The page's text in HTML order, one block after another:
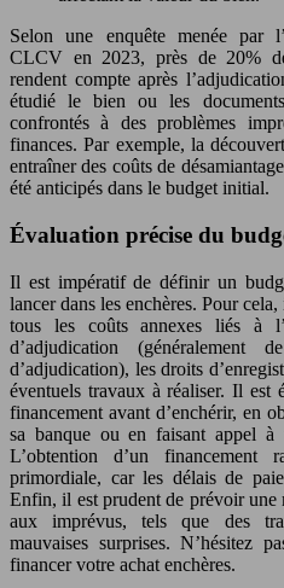
Selon une enquête menée par
CLCV en 2023, près de 20%
rendent compte après
étudié le bien ou les
confrontés à des problèmes
finances. Par exemple, la
entraîner des coûts de
été anticipés dans le budget initial.
Évaluation précise du
Il est impératif de définir un
lancer dans les enchères. Pour
tous les coûts annexes liés à
d’adjudication
d’adjudication), les droits
éventuels travaux à réaliser. Il est
financement avant d’enchérir, en
sa banque ou en faisant appel
L’obtention d’un financement
primordiale, car les délais de
Enfin, il est prudent de prévoir une
aux imprévus, tels que des
mauvaises surprises. N’hésitez
financer votre achat enchères.